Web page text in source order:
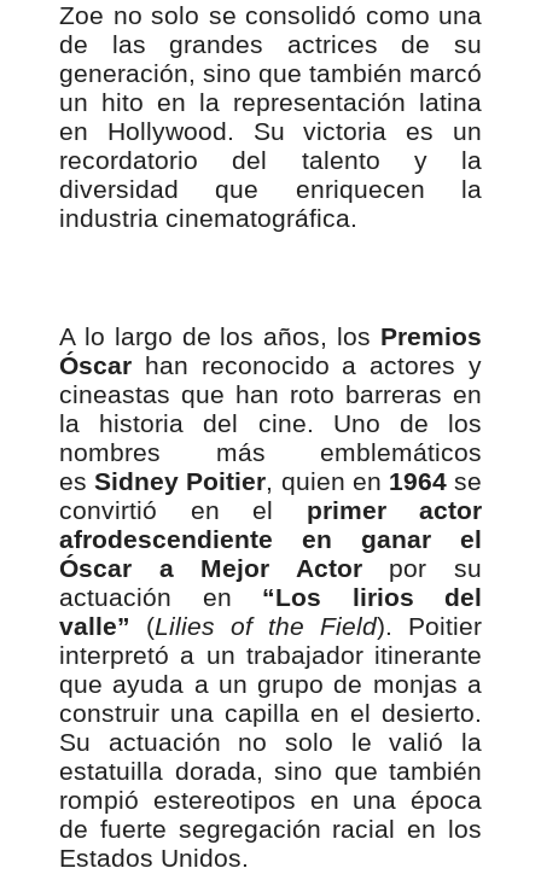
Zoe no solo se consolidó como una
de las grandes actrices de su
generación, sino que también marcó
un hito en la representación latina
en Hollywood. Su victoria es un
recordatorio del talento y la
diversidad que enriquecen la
industria cinematográfica.
A lo largo de los años, los Premios
Óscar han reconocido a actores y
cineastas que han roto barreras en
la historia del cine. Uno de los
nombres más emblemáticos
esSidney Poitier, quien en 1964se
convirtió en el primer actor
afrodescendiente en ganar el
Óscar a Mejor Actorpor su
actuación en “Los lirios del
valle” (Lilies of the Field). Poitier
interpretó a un trabajador itinerante
que ayuda a un grupo de monjas a
construir una capilla en el desierto.
Su actuación no solo le valió la
estatuilla dorada, sino que también
rompió estereotipos en una época
de fuerte segregación racial en los
Estados Unidos.